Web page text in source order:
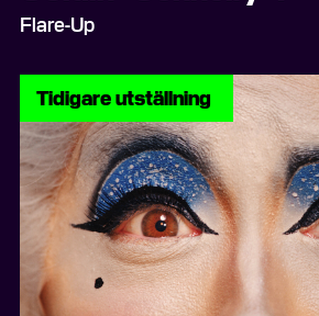
Flare-Up
Tidigare utställning